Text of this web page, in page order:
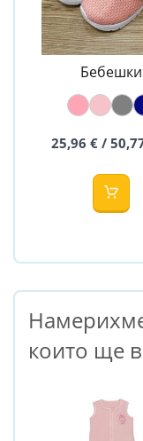
Бебешки
дишащи
25,96 € /
които ще